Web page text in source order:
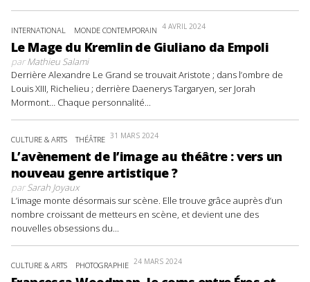
INTERNATIONAL MONDE CONTEMPORAIN 4 AVRIL 2024
Le Mage du Kremlin de Giuliano da Empoli
parMathieu Salami
Derrière Alexandre Le Grand se trouvait Aristote ; dans l’ombre de
Louis XIII, Richelieu ; derrière Daenerys Targaryen, ser Jorah
Mormont… Chaque personnalité...
CULTURE & ARTS THÉÂTRE 31 MARS 2024
L’avènement de l’image au théâtre : vers un
nouveau genre artistique ?
parSarah Joyaux
L’image monte désormais sur scène. Elle trouve grâce auprès d’un
nombre croissant de metteurs en scène, et devient une des
nouvelles obsessions du...
CULTURE & ARTS PHOTOGRAPHIE 24 MARS 2024